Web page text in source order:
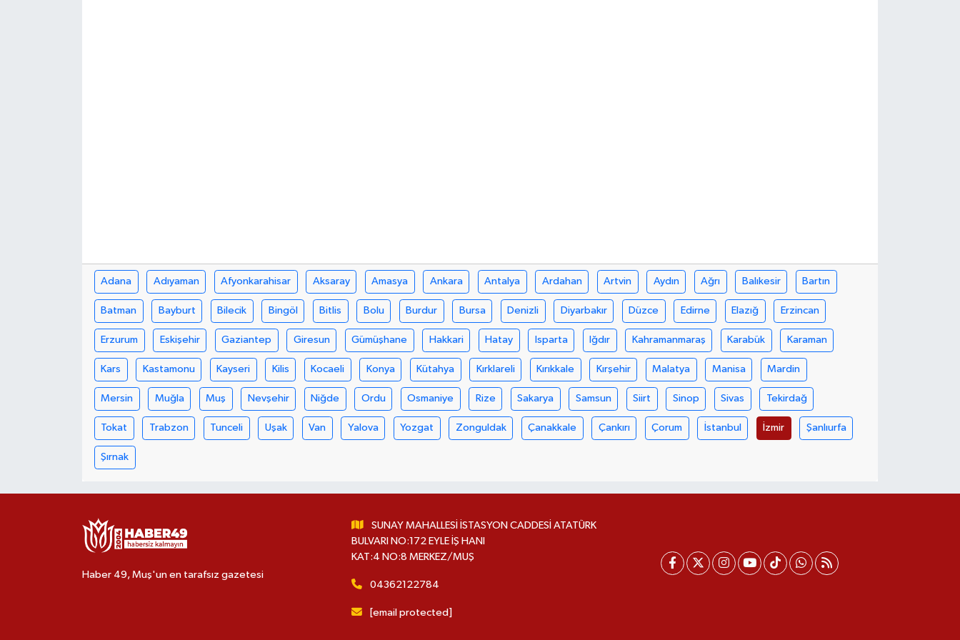
Adana Adıyaman Afyonkarahisar Aksaray Amasya Ankara Antalya Ardahan Artvin Aydın Ağrı Balıkesir Bartın
Batman Bayburt Bilecik Bingöl Bitlis Bolu Burdur Bursa Denizli Diyarbakır Düzce Edirne Elazığ Erzincan
Erzurum Eskişehir Gaziantep Giresun Gümüşhane Hakkari Hatay Isparta Iğdır Kahramanmaraş Karabük Karaman
Kars Kastamonu Kayseri Kilis Kocaeli Konya Kütahya Kırklareli Kırıkkale Kırşehir Malatya Manisa Mardin
Mersin Muğla Muş Nevşehir Niğde Ordu Osmaniye Rize Sakarya Samsun Siirt Sinop Sivas Tekirdağ
Tokat Trabzon Tunceli Uşak Van Yalova Yozgat Zonguldak Çanakkale Çankırı Çorum İstanbul İzmir Şanlıurfa
Şırnak
Haber 49, Muş'un en tarafsız gazetesi
SUNAY MAHALLESİ İSTASYON CADDESİ ATATÜRK
BULVARI NO:172 EYLE İŞ HANI
KAT:4 NO:8 MERKEZ/MUŞ
04362122784
[email protected]